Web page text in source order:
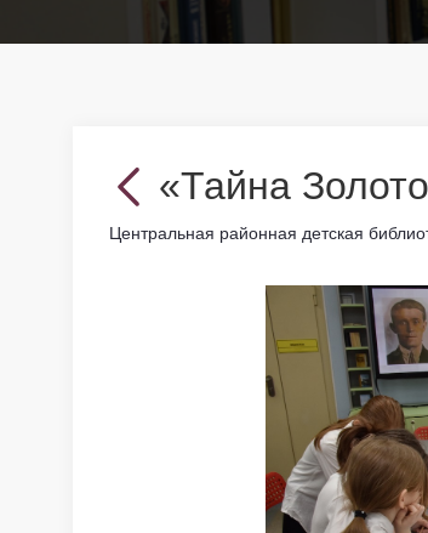
«Тайна
Центральная районная детская